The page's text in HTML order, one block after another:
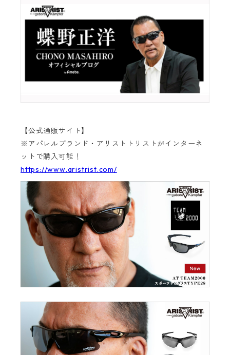
【公式通販サイト】
※アパレルブランド・アリストトリストがインターネ
ットで購入可能！
https://www.aristrist.com/